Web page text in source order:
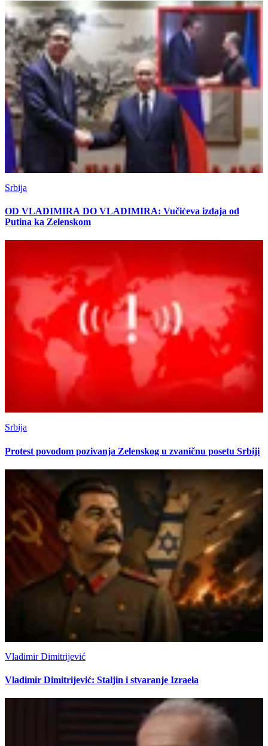
Srbija
OD VLADIMIRA DO VLADIMIRA: Vučićeva izdaja od
Putina ka Zelenskom
Srbija
Protest povodom pozivanja Zelenskog u zvaničnu posetu Srbiji
Vladimir Dimitrijević
Vladimir Dimitrijević: Staljin i stvaranje Izraela